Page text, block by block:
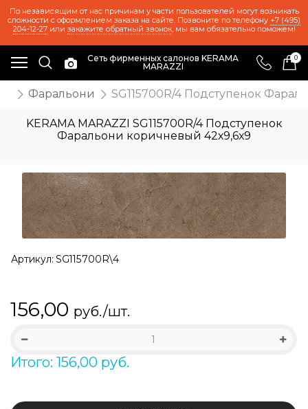
По независящим от нас причинам у части пользователей могут возникать
сложности с оформлением заказа на сайте. Позвоните по телефону +7 (495)
204-12-27или закажите обратный звонок, мы вам обязательно поможем!
Сеть фирменных салонов KERAMA
MARAZZI
0
Фаральони SG115700R/4 Подступенок
KERAMA MARAZZI SG115700R/4 Подступенок
Фаральони коричневый 42х9,6х9
Артикул: SG115700R\4
156,00 руб./шт.
Итого: 156,00 руб.